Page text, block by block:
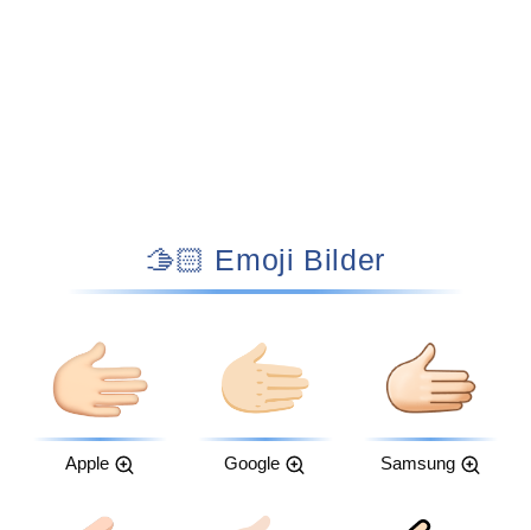
🫱🏻 Emoji Bilder
Apple Google Samsung